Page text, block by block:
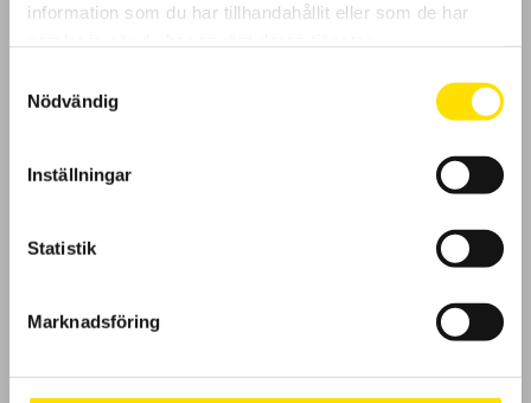
information som du har tillhandahållit eller som de har
Nödvändig
Inställningar
Statistik
Marknadsföring